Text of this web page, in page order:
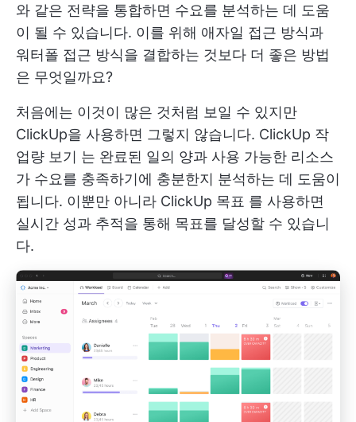
와 같은 전략을 통합하면 수요를 분석하는 데 도움
이 될 수 있습니다. 이를 위해 애자일 접근 방식과
워터폴 접근 방식을 결합하는 것보다 더 좋은 방법
은 무엇일까요?
처음에는 이것이 많은 것처럼 보일 수 있지만
ClickUp을 사용하면 그렇지 않습니다. ClickUp 작
업량 보기 는 완료된 일의 양과 사용 가능한 리소스
가 수요를 충족하기에 충분한지 분석하는 데 도움이
됩니다. 이뿐만 아니라 ClickUp 목표 를 사용하면
실시간 성과 추적을 통해 목표를 달성할 수 있습니
다.